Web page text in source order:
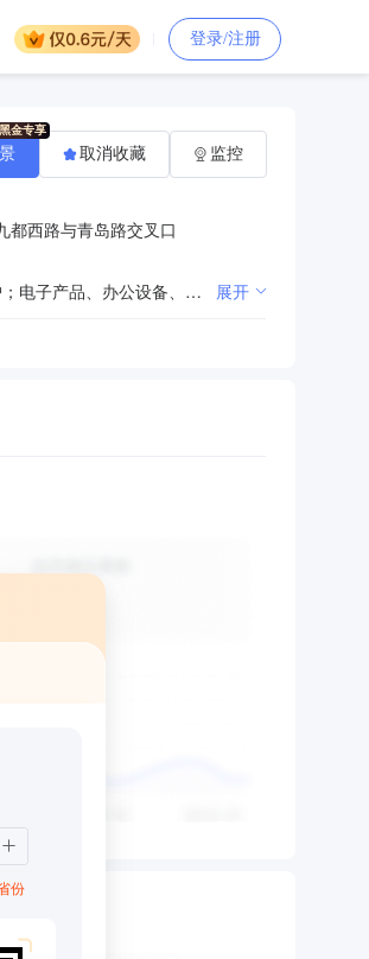
登录/注册
都西路与青岛路交叉口
计算机软硬件的销售、维护及研发；网络、安防监控；弱电、防雷、综合布线；网站建设；建筑智能化工程的设计、施工及维护；电子产品、办公设备、办公家具、家用电器、灯光设备、音视频设备、通信器材、摄影器材的销售及维修；文体用品、五金交电、办公耗材、日用百货、工艺品（不含文物）、线缆的销售；第二类增值电信业务。 展开
取消收藏 监控
份